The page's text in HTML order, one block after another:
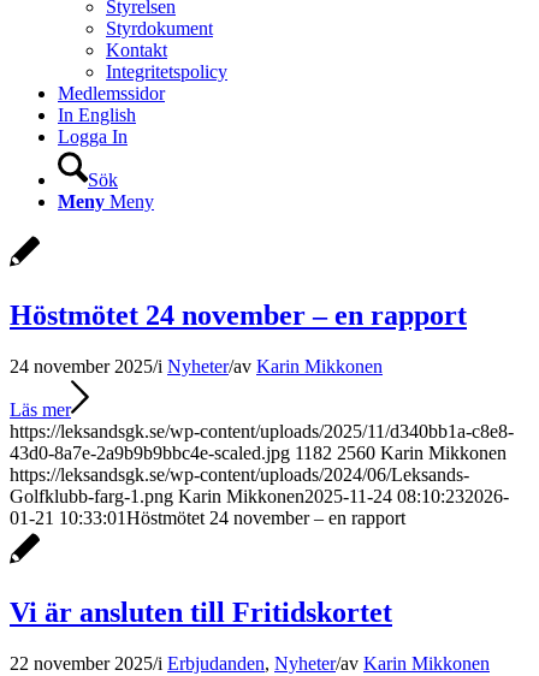
Styrelsen
Styrdokument
Kontakt
Integritetspolicy
Medlemssidor
In English
Logga In
Sök
Meny Meny
Höstmötet 24 november – en rapport
24 november 2025/i Nyheter/av Karin Mikkonen
Läs mer
https://leksandsgk.se/wp-content/uploads/2025/11/d340bb1a-c8e8-
43d0-8a7e-2a9b9b9bbc4e-scaled.jpg 1182 2560 Karin Mikkonen
https://leksandsgk.se/wp-content/uploads/2024/06/Leksands-
Golfklubb-farg-1.png Karin Mikkonen2025-11-24 08:10:232026-
01-21 10:33:01Höstmötet 24 november – en rapport
Vi är ansluten till Fritidskortet
22 november 2025/i Erbjudanden, Nyheter/av Karin Mikkonen